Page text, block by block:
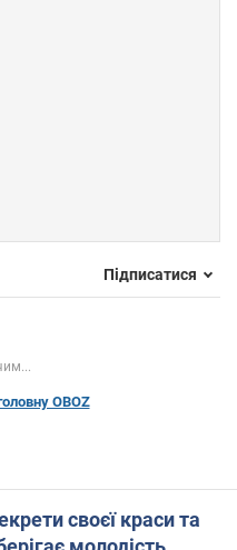
Підписатися
OBOZ
своєї краси та